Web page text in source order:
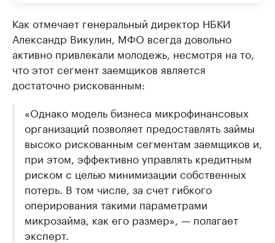
Как отмечает генеральный директор НБКИ
Александр Викулин, МФО всегда довольно
активно привлекали молодежь, несмотря на то,
что этот сегмент заемщиков является
достаточно рискованным:
«Однако модель бизнеса микрофинансовых
организаций позволяет предоставлять займы
высоко рискованным сегментам заемщиков и,
при этом, эффективно управлять кредитным
риском с целью минимизации собственных
потерь. В том числе, за счет гибкого
оперирования такими параметрами
микрозайма, как его размер», — полагает
эксперт.